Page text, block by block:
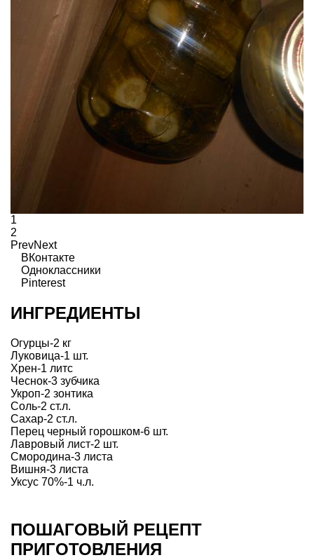
1
2
PrevNext
ВКонтакте
Одноклассники
Pinterest
ИНГРЕДИЕНТЫ
Огурцы-2 кг
Луковица-1 шт.
Хрен-1 литс
Чеснок-3 зубчика
Укроп-2 зонтика
Соль-2 ст.л.
Сахар-2 ст.л.
Перец черный горошком-6 шт.
Лавровый лист-2 шт.
Смородина-3 листа
Вишня-3 листа
Уксус 70%-1 ч.л.
ПОШАГОВЫЙ РЕЦЕПТ
ПРИГОТОВЛЕНИЯ